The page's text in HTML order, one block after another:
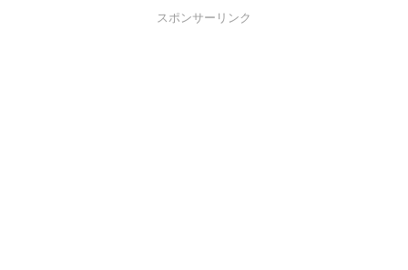
スポンサーリンク